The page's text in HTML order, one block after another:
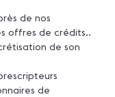
de nos
offres de crédits..
de son
de